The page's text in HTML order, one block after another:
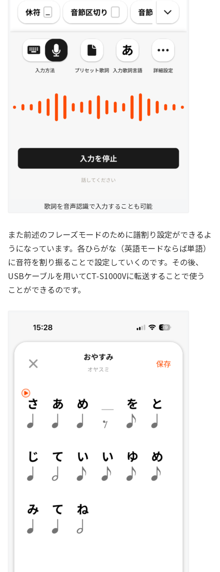
歌詞を音声認識で入力することも可能
また前述のフレーズモードのために譜割り設定ができるよ
うになっています。各ひらがな（英語モードならば単語）
に音符を割り振ることで設定していくのです。その後、
USBケーブルを用いてCT-S1000Vに転送することで使う
ことができるのです。